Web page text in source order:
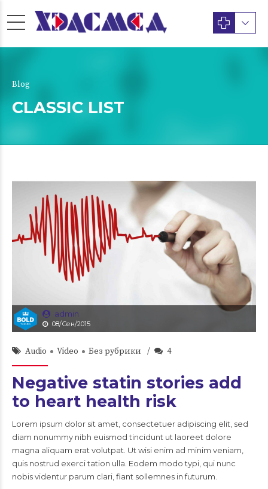
Blog
CLASSIC LIST
admin
08/Сен/2015
Audio Video Без рубрики 4
Negative statin stories add
to heart health risk
Lorem ipsum dolor sit amet, consectetuer adipiscing elit, sed
diam nonummy nibh euismod tincidunt ut laoreet dolore
magna aliquam erat volutpat. Ut wisi enim ad minim veniam,
quis nostrud exerci tation ulla. Eodem modo typi, qui nunc
nobis videntur parum clari, fiant sollemnes in futurum.